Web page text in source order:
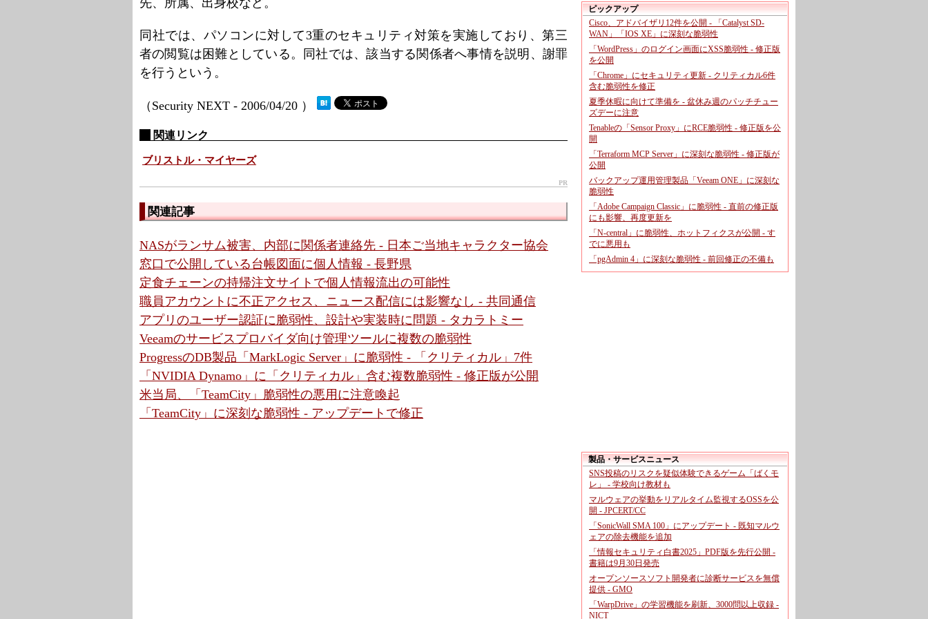
先、所属、出身校など。
同社では、パソコンに対して3重のセキュリティ対策を実施しており、第三
者の閲覧は困難としている。同社では、該当する関係者へ事情を説明、謝罪
を行うという。
（Security NEXT - 2006/04/20 ）
関連リンク
ブリストル・マイヤーズ
PR
関連記事
NASがランサム被害、内部に関係者連絡先 - 日本ご当地キャラクター協会
窓口で公開している台帳図面に個人情報 - 長野県
定食チェーンの持帰注文サイトで個人情報流出の可能性
職員アカウントに不正アクセス、ニュース配信には影響なし - 共同通信
アプリのユーザー認証に脆弱性、設計や実装時に問題 - タカラトミー
Veeamのサービスプロバイダ向け管理ツールに複数の脆弱性
ProgressのDB製品「MarkLogic Server」に脆弱性 - 「クリティカル」7件
「NVIDIA Dynamo」に「クリティカル」含む複数脆弱性 - 修正版が公開
米当局、「TeamCity」脆弱性の悪用に注意喚起
「TeamCity」に深刻な脆弱性 - アップデートで修正
ピックアップ
Cisco、アドバイザリ12件を公開 - 「Catalyst SD-
WAN」「IOS XE」に深刻な脆弱性
「WordPress」のログイン画面にXSS脆弱性 - 修正版
を公開
「Chrome」にセキュリティ更新 - クリティカル6件
含む脆弱性を修正
夏季休暇に向けて準備を - 盆休み週のパッチチュー
ズデーに注意
Tenableの「Sensor Proxy」にRCE脆弱性 - 修正版を公
開
「Terraform MCP Server」に深刻な脆弱性 - 修正版が
公開
バックアップ運用管理製品「Veeam ONE」に深刻な
脆弱性
「Adobe Campaign Classic」に脆弱性 - 直前の修正版
にも影響、再度更新を
「N-central」に脆弱性、ホットフィクスが公開 - す
でに悪用も
「pgAdmin 4」に深刻な脆弱性 - 前回修正の不備も
製品・サービスニュース
SNS投稿のリスクを疑似体験できるゲーム「ばくモ
レ」 - 学校向け教材も
マルウェアの挙動をリアルタイム監視するOSSを公
開 - JPCERT/CC
「SonicWall SMA 100」にアップデート - 既知マルウ
ェアの除去機能を追加
「情報セキュリティ白書2025」PDF版を先行公開 -
書籍は9月30日発売
オープンソースソフト開発者に診断サービスを無償
提供 - GMO
「WarpDrive」の学習機能を刷新、3000問以上収録 -
NICT